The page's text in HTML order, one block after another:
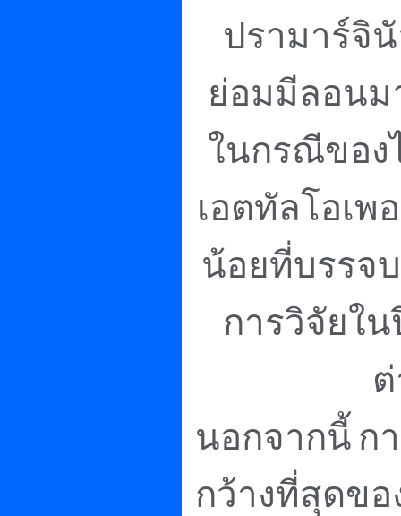
ปรามาร์จิ
ย่อมมีลอนม
ในกรณีของ
เอตทัลโอเพ
น้อยที่บรรจ
การวิจัยใน
นอกจากนี้ ก
กว้างที่สุดข